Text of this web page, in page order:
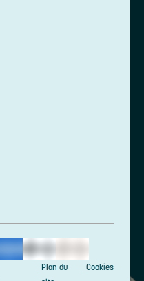
Plan du
Cookies